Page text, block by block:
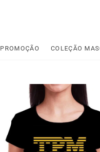
PROMOÇÃO COLEÇÃO